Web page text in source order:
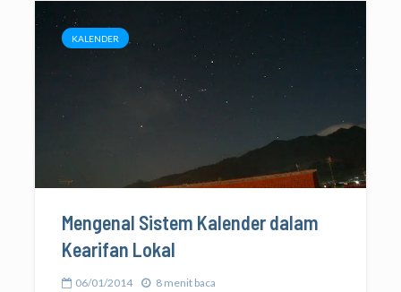
KALENDER
Mengenal Sistem Kalender dalam
Kearifan Lokal
06/01/2014 8 menit baca